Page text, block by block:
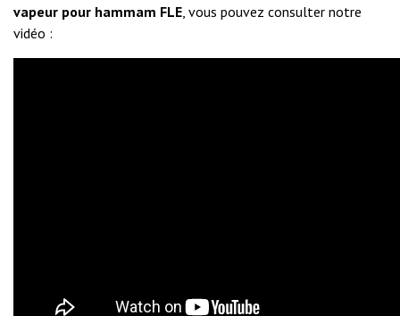
vapeur pour hammam FLE, vous pouvez consulter notre
vidéo :